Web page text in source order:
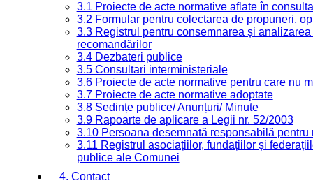
3.1 Proiecte de acte normative aflate în
3.2 Formular pentru colectarea de propuneri,
3.3 Registrul pentru consemnarea și
recomandărilor
3.4 Dezbateri publice
3.5 Consultari interministeriale
3.6 Proiecte de acte normative pentru care nu
3.7 Proiecte de acte normative adoptate
3.8 Ședințe publice/ Anunțuri/ Minute
3.9 Rapoarte de aplicare a Legii nr. 52/2003
3.10 Persoana desemnată responsabilă
3.11 Registrul asociațiilor, fundațiilor și
publice ale Comunei
4. Contact